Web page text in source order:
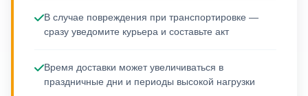
В случае повреждения при транспортировке —
сразу уведомите курьера и составьте акт
Время доставки может увеличиваться в
праздничные дни и периоды высокой нагрузки